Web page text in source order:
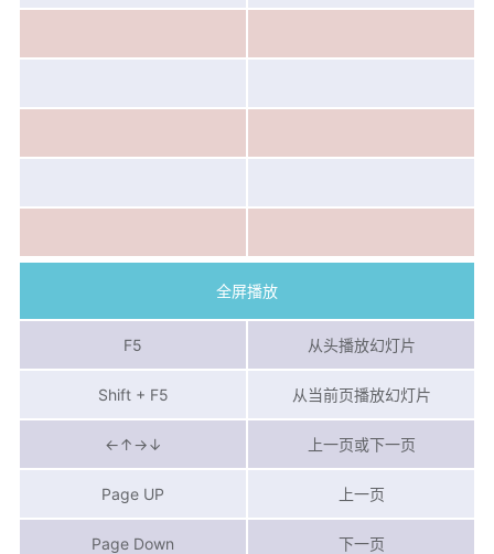
全屏播放
F5 从头播放幻灯片
Shift + F5 从当前页播放幻灯片
←↑→↓ 上一页或下一页
Page UP 上一页
Page Down 下一页